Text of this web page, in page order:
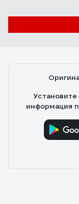
информация